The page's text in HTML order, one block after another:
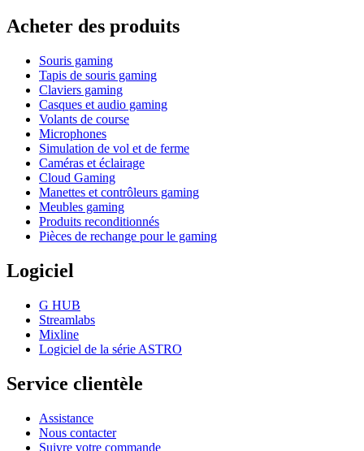
Acheter des produits
Souris gaming
Tapis de souris gaming
Claviers gaming
Casques et audio gaming
Volants de course
Microphones
Simulation de vol et de ferme
Caméras et éclairage
Cloud Gaming
Manettes et contrôleurs gaming
Meubles gaming
Produits reconditionnés
Pièces de rechange pour le gaming
Logiciel
G HUB
Streamlabs
Mixline
Logiciel de la série ASTRO
Service clientèle
Assistance
Nous contacter
Suivre votre commande